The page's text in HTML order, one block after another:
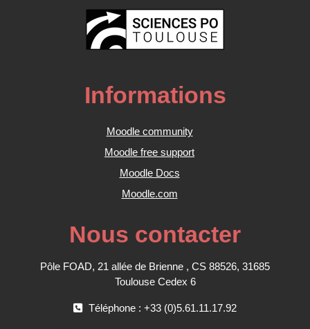
Informations
Moodle community
Moodle free support
Moodle Docs
Moodle.com
Nous contacter
Pôle FOAD, 21 allée de Brienne , CS 88526, 31685
Toulouse Cedex 6
Téléphone : +33 (0)5.61.11.17.92